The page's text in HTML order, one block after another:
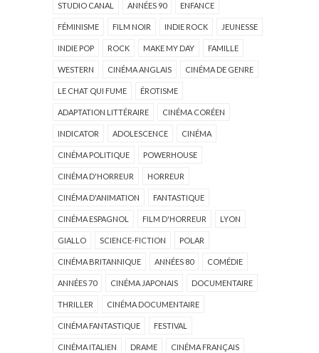
STUDIO CANAL ANNÉES 90 ENFANCE
FÉMINISME FILM NOIR INDIE ROCK JEUNESSE
INDIE POP ROCK MAKE MY DAY FAMILLE
WESTERN CINÉMA ANGLAIS CINÉMA DE GENRE
LE CHAT QUI FUME ÉROTISME
ADAPTATION LITTÉRAIRE CINÉMA CORÉEN
INDICATOR ADOLESCENCE CINÉMA
CINÉMA POLITIQUE POWERHOUSE
CINÉMA D'HORREUR HORREUR
CINÉMA D'ANIMATION FANTASTIQUE
CINÉMA ESPAGNOL FILM D'HORREUR LYON
GIALLO SCIENCE-FICTION POLAR
CINÉMA BRITANNIQUE ANNÉES 80 COMÉDIE
ANNÉES 70 CINÉMA JAPONAIS DOCUMENTAIRE
THRILLER CINÉMA DOCUMENTAIRE
CINÉMA FANTASTIQUE FESTIVAL
CINÉMA ITALIEN DRAME CINÉMA FRANÇAIS